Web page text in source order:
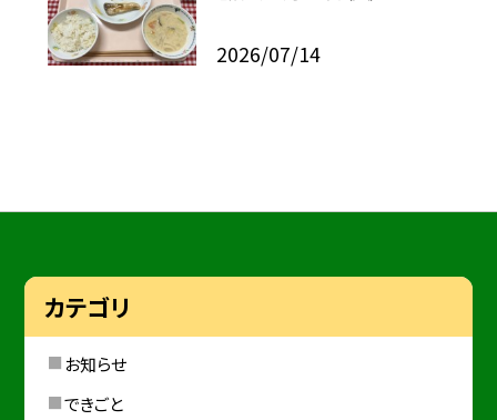
2026/07/14
カテゴリ
お知らせ
できごと